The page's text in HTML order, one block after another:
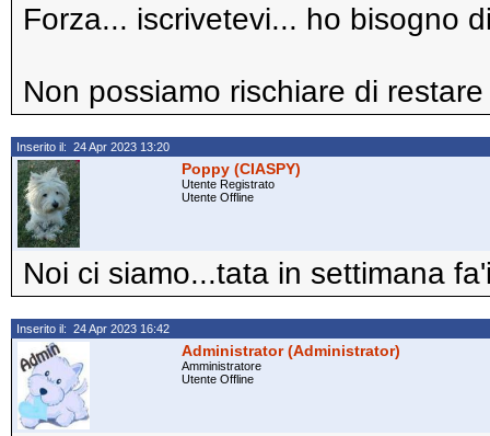
Forza... iscrivetevi... ho bisogno
Non possiamo rischiare di
Inserito il: 24 Apr 2023 13:20
Poppy (CIASPY)
Utente Registrato
Utente Offline
Noi ci siamo...tata in settimana
Inserito il: 24 Apr 2023 16:42
Administrator (Administrator)
Amministratore
Utente Offline